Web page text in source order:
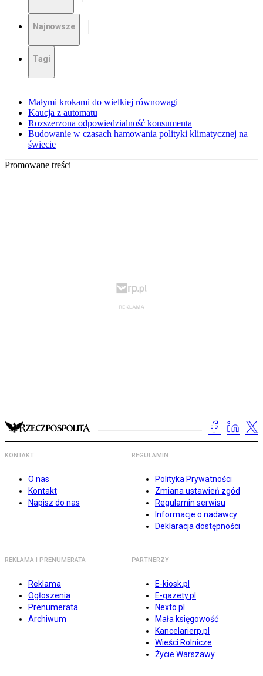
Najnowsze
Tagi
Małymi krokami do wielkiej równowagi
Kaucja z automatu
Rozszerzona odpowiedzialność konsumenta
Budowanie w czasach hamowania polityki klimatycznej na
świecie
Promowane treści
KONTAKT
O nas
Kontakt
Napisz do nas
REGULAMIN
Polityka Prywatności
Zmiana ustawień zgód
Regulamin serwisu
Informacje o nadawcy
Deklaracja dostępności
REKLAMA I PRENUMERATA
Reklama
Ogłoszenia
Prenumerata
Archiwum
PARTNERZY
E-kiosk.pl
E-gazety.pl
Nexto.pl
Mała księgowość
Kancelarierp.pl
Wieści Rolnicze
Życie Warszawy